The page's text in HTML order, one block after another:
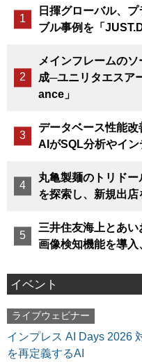
日揮グローバル、
ブル事例を「
メインフレームの
成─ユニリタエスア
ance」
データベース性能改
AIがSQL分析やイ
丸亀製麺のトリド
を探索し、新規出店
三井住友海上とあい
画像検知機能を導
イベント
ライブウェビナー
インプレス AI Days 2026
を再定義するAI